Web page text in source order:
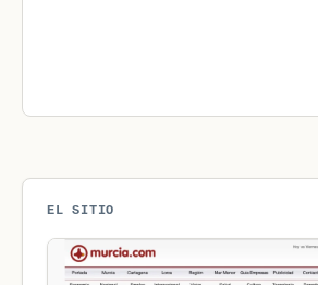
EL SITIO